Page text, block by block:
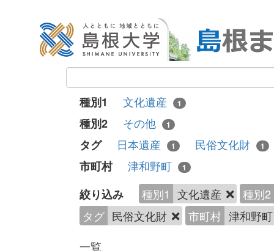
種別1 文化遺産 1
種別2 その他 1
タグ 日本遺産 1 民俗文化財 1
市町村 津和野町 1
絞り込み 種別1 文化遺産
種別2
タグ 民俗文化財 市町村 津和野
一覧